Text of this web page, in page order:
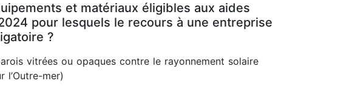
et matériaux éligibles aux aides
pour lesquels le recours à une entreprise
?
vitrées ou opaques contre le rayonnement solaire
l’Outre-mer)